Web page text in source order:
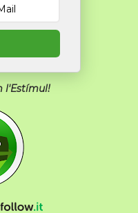
l'Estímul!